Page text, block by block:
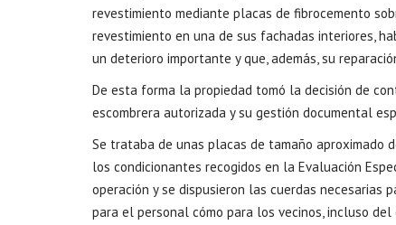
revestimiento mediante placas de fibrocemento
revestimiento en una de sus fachadas interiores,
un deterioro importante y que, además, su
De esta forma la propiedad tomó la decisión de
escombrera autorizada y su gestión documental
Se trataba de unas placas de tamaño aproximado
los condicionantes recogidos en la Evaluación
operación y se dispusieron las cuerdas
para el personal cómo para los vecinos, incluso